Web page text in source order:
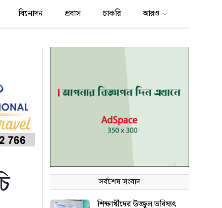
বিনোদন প্রবাস চাকরি আরও
সর্বশেষ সংবাদ
শিক্ষার্থীদের উজ্জ্বল ভবিষ্যৎ